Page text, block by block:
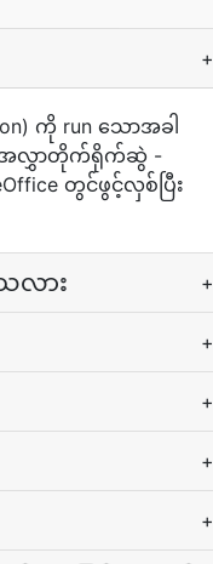
+
ကို run သောအခါ
းအလွှာတိုက်ရိုက်ဆွဲ -
တွင်ဖွင့်လှစ်ပြီး
လား +
+
+
+
+